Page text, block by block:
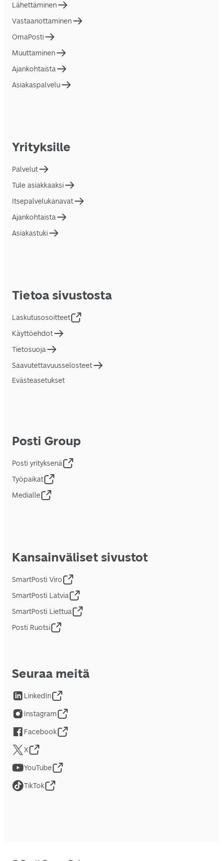
Lähettäminen
Vastaanottaminen
OmaPosti
Muuttaminen
Ajankohtaista
Asiakaspalvelu
Yrityksille
Palvelut
Tule asiakkaaksi
Itsepalvelukanavat
Ajankohtaista
Asiakastuki
Tietoa sivustosta
Laskutusosoitteet
Käyttöehdot
Tietosuoja
Saavutettavuusselosteet
Evästeasetukset
Posti Group
Posti yrityksenä
Työpaikat
Medialle
Kansainväliset sivustot
SmartPosti Viro
SmartPosti Latvia
SmartPosti Liettua
Posti Ruotsi
Seuraa meitä
LinkedIn
Instagram
Facebook
X
YouTube
TikTok